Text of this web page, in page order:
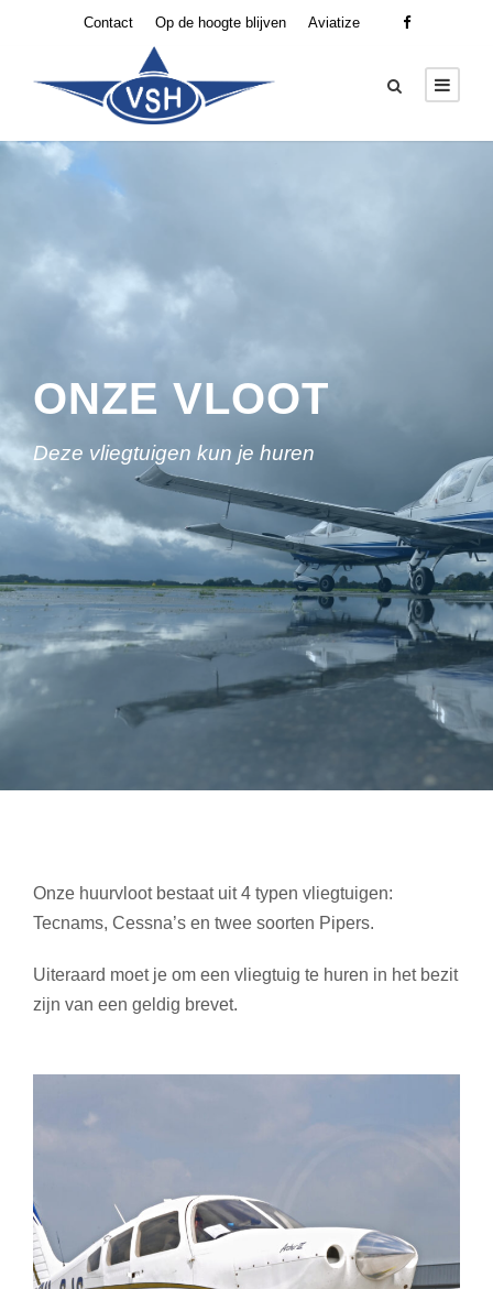
Contact Op de hoogte blijven Aviatize
ONZE VLOOT
Deze vliegtuigen kun je huren
Onze huurvloot bestaat uit 4 typen vliegtuigen:
Tecnams, Cessna’s en twee soorten Pipers.
Uiteraard moet je om een vliegtuig te huren in het bezit
zijn van een geldig brevet.
PIPER ARCHER